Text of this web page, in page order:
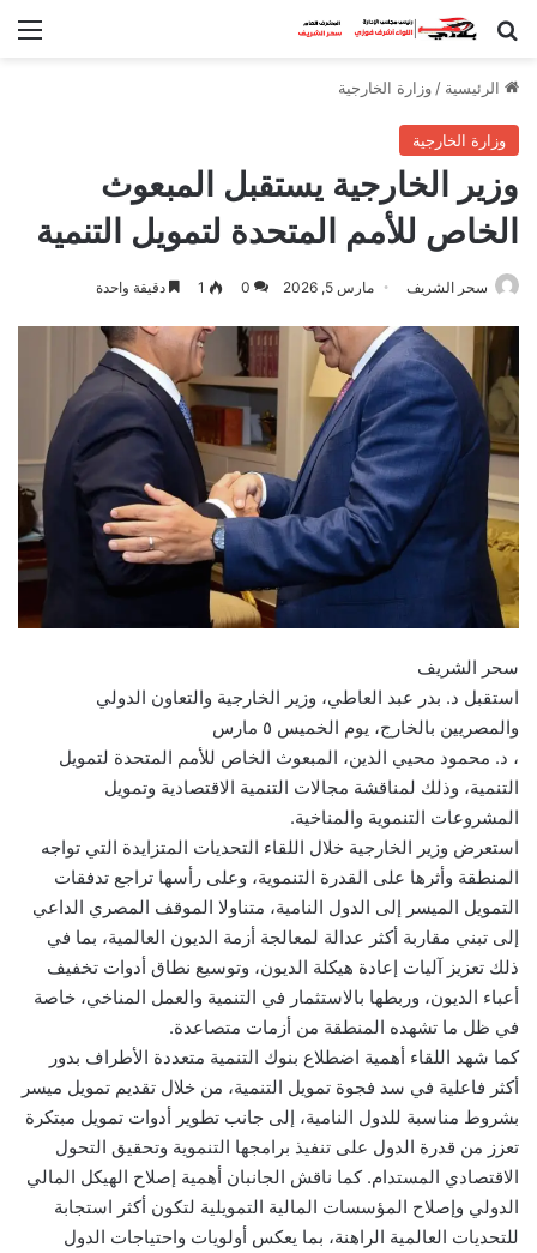
بحث عن
الرئيسية / وزارة الخارجية
وزارة الخارجية
وزير الخارجية يستقبل المبعوث
الخاص للأمم المتحدة لتمويل التنمية
سحر الشريف مارس 5, 2026 0
1 دقيقة واحدة
سحر الشريف
استقبل د. بدر عبد العاطي، وزير الخارجية والتعاون الدولي
والمصريين بالخارج، يوم الخميس ٥ مارس
، د. محمود محيي الدين، المبعوث الخاص للأمم المتحدة لتمويل
التنمية، وذلك لمناقشة مجالات التنمية الاقتصادية وتمويل
المشروعات التنموية والمناخية.
استعرض وزير الخارجية خلال اللقاء التحديات المتزايدة التي تواجه
المنطقة وأثرها على القدرة التنموية، وعلى رأسها تراجع تدفقات
التمويل الميسر إلى الدول النامية، متناولا الموقف المصري الداعي
إلى تبني مقاربة أكثر عدالة لمعالجة أزمة الديون العالمية، بما في
ذلك تعزيز آليات إعادة هيكلة الديون، وتوسيع نطاق أدوات تخفيف
أعباء الديون، وربطها بالاستثمار في التنمية والعمل المناخي، خاصة
في ظل ما تشهده المنطقة من أزمات متصاعدة.
كما شهد اللقاء أهمية اضطلاع بنوك التنمية متعددة الأطراف بدور
أكثر فاعلية في سد فجوة تمويل التنمية، من خلال تقديم تمويل ميسر
بشروط مناسبة للدول النامية، إلى جانب تطوير أدوات تمويل مبتكرة
تعزز من قدرة الدول على تنفيذ برامجها التنموية وتحقيق التحول
الاقتصادي المستدام. كما ناقش الجانبان أهمية إصلاح الهيكل المالي
الدولي وإصلاح المؤسسات المالية التمويلية لتكون أكثر استجابة
للتحديات العالمية الراهنة، بما يعكس أولويات واحتياجات الدول